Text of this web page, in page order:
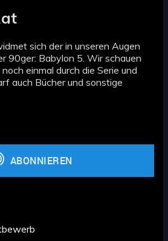
sich der in unseren Augen
90ger: Babylon 5. Wir schauen
einmal durch die Serie und
auch Bücher und sonstige